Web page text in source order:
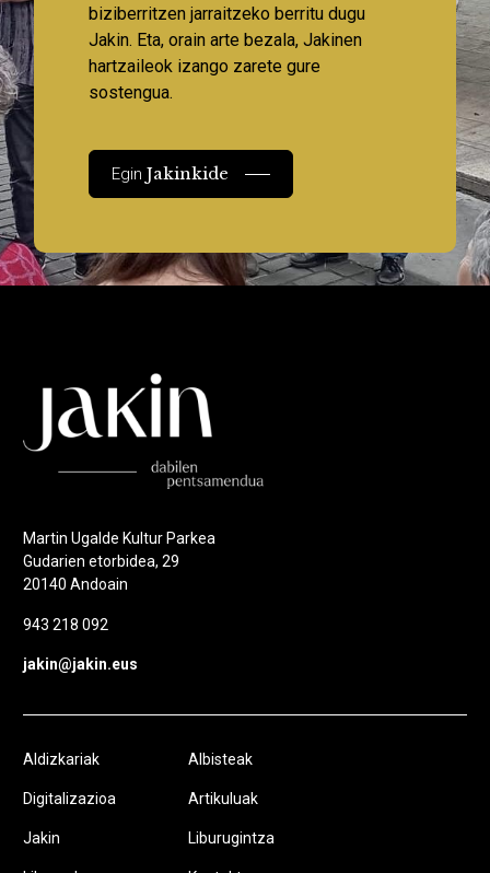
biziberritzen jarraitzeko berritu dugu
Jakin. Eta, orain arte bezala, Jakinen
hartzaileok izango zarete gure
sostengua.
EginJakinkide
Martin Ugalde Kultur Parkea
Gudarien etorbidea, 29
20140 Andoain
943 218 092
jakin@jakin.eus
Aldizkariak
Digitalizazioa
Jakin
Albisteak
Artikuluak
Liburugintza